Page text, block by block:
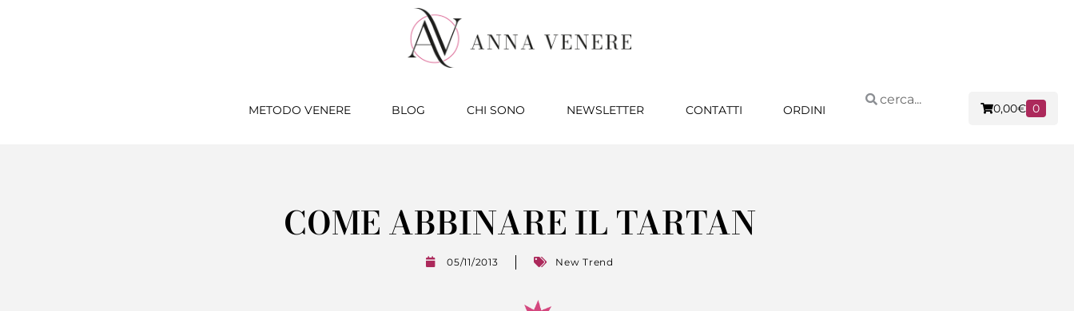
METODO VENERE BLOG CHI SONO NEWSLETTER CONTATTI ORDINI 0,00€ 0
COME ABBINARE IL TARTAN
05/11/2013 New Trend